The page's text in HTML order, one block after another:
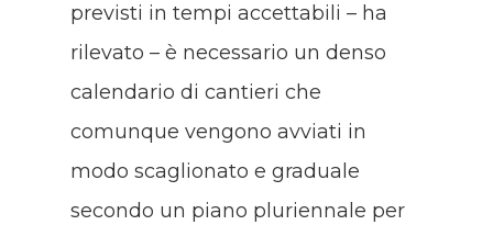
previsti in tempi accettabili – ha
rilevato – è necessario un denso
calendario di cantieri che
comunque vengono avviati in
modo scaglionato e graduale
secondo un piano pluriennale per